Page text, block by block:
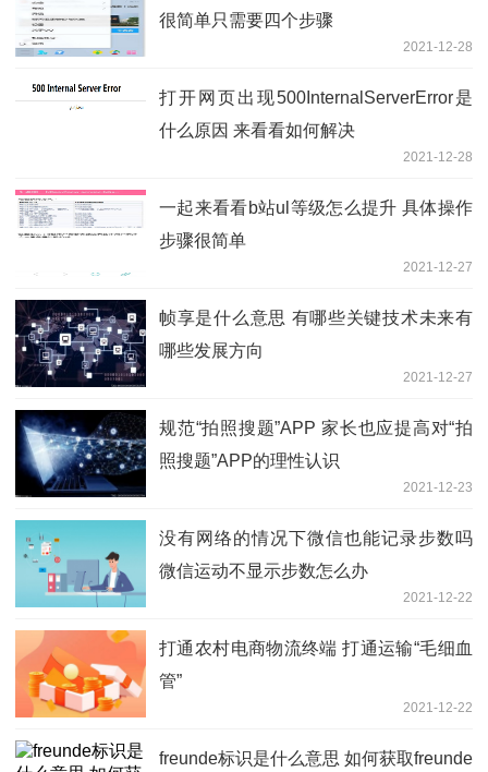
很简单只需要四个步骤
2021-12-28
打开网页出现500InternalServerError是
什么原因 来看看如何解决
2021-12-28
一起来看看b站ul等级怎么提升 具体操作
步骤很简单
2021-12-27
帧享是什么意思 有哪些关键技术未来有
哪些发展方向
2021-12-27
规范“拍照搜题”APP 家长也应提高对“拍
照搜题”APP的理性认识
2021-12-23
没有网络的情况下微信也能记录步数吗
微信运动不显示步数怎么办
2021-12-22
打通农村电商物流终端 打通运输“毛细血
管”
2021-12-22
freunde标识是什么意思 如何获取freunde